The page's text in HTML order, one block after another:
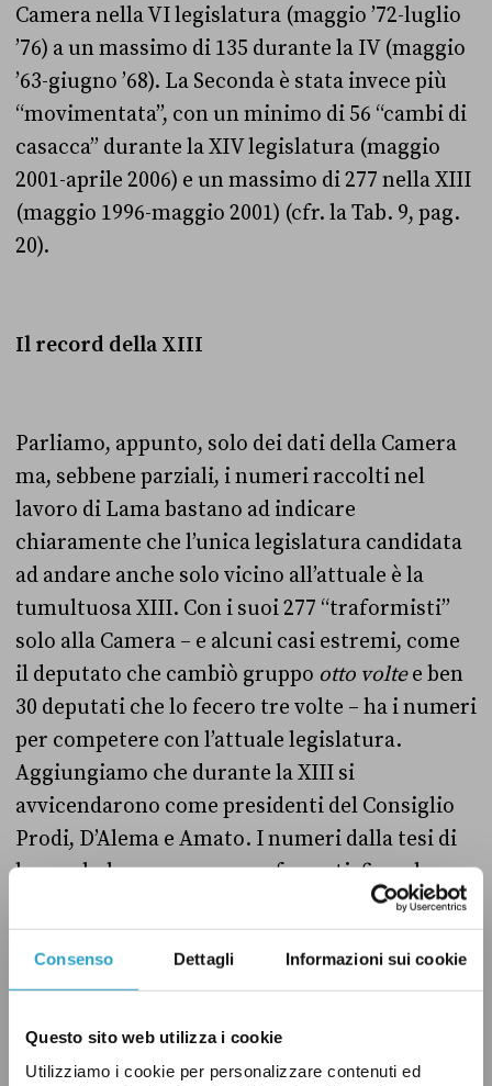
Consenso Dettagli Informazioni sui cookie
Questo sito web utilizza i cookie
Utilizziamo i cookie per personalizzare contenuti ed
Camera nella VI legislatura (maggio ’72-luglio
’76) a un massimo di 135 durante la IV (maggio
’63-giugno ’68). La Seconda è stata invece più
“movimentata”, con un minimo di 56 “cambi di
casacca” durante la XIV legislatura (maggio
2001-aprile 2006) e un massimo di 277 nella XIII
(maggio 1996-maggio 2001) (cfr. la Tab. 9, pag.
20).
Il record della XIII
Parliamo, appunto, solo dei dati della Camera
ma, sebbene parziali, i numeri raccolti nel
lavoro di Lama bastano ad indicare
chiaramente che l’unica legislatura candidata
ad andare anche solo vicino all’attuale è la
tumultuosa XIII. Con i suoi 277 “traformisti”
solo alla Camera – e alcuni casi estremi, come
il deputato che cambiò gruppo otto voltee ben
30 deputati che lo fecero tre volte – ha i numeri
per competere con l’attuale legislatura.
Aggiungiamo che durante la XIII si
avvicendarono come presidenti del Consiglio
Prodi, D’Alema e Amato. I numeri dalla tesi di
laurea bolognese sono confermati, fino al
di Vito Cozzoli
(capo dell’Avvocatura della Camera dal 2006 al
2014) che elenca 264 cambi di schieramento(a